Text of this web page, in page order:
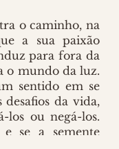
o caminho, na
a sua paixão
para fora da
o mundo da luz.
sentido em se
da vida,
los ou negá-los.
e se a semente